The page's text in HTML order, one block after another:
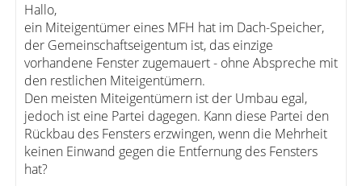
Hallo,
ein Miteigentümer eines MFH hat im Dach-Speicher,
der Gemeinschaftseigentum ist, das einzige
vorhandene Fenster zugemauert - ohne Abspreche mit
den restlichen Miteigentümern.
Den meisten Miteigentümern ist der Umbau egal,
jedoch ist eine Partei dagegen. Kann diese Partei den
Rückbau des Fensters erzwingen, wenn die Mehrheit
keinen Einwand gegen die Entfernung des Fensters
hat?